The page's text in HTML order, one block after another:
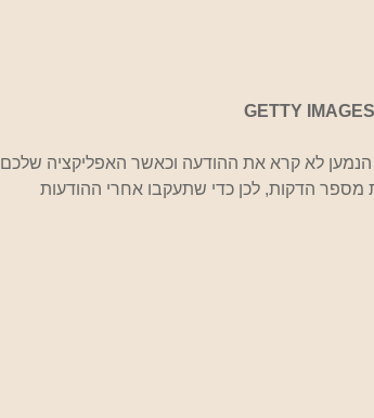
GETTY
ההודעה כל עוד הנמען לא קרא את ההודעה וכאשר האפליקציה שלכם
מספר הדקות, לכן כדי שתעקבו אחרי ההודעות